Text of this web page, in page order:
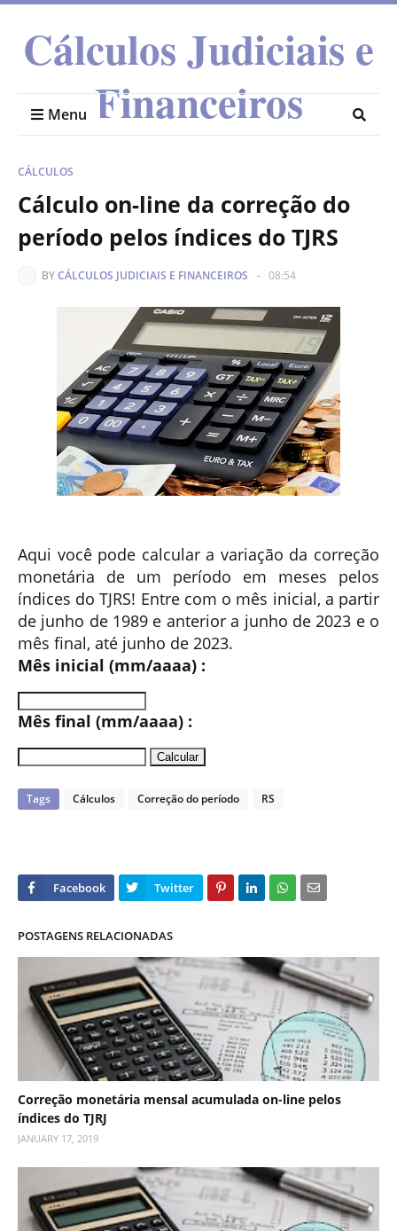
Cálculos Judiciais e
Financeiros
Menu
CÁLCULOS
Cálculo on-line da correção do
período pelos índices do TJRS
BYCÁLCULOS JUDICIAIS E FINANCEIROS - 08:54
Aqui você pode calcular a variação da correção
monetária de um período em meses pelos
índices do TJRS! Entre com o mês inicial, a partir
de junho de 1989 e anterior a junho de 2023 e o
mês final, até junho de 2023.
Mês inicial (mm/aaaa) :
Mês final (mm/aaaa) :
Tags Cálculos Correção do período RS
POSTAGENS RELACIONADAS
Correção monetária mensal acumulada on-line pelos
índices do TJRJ
JANUARY 17, 2019